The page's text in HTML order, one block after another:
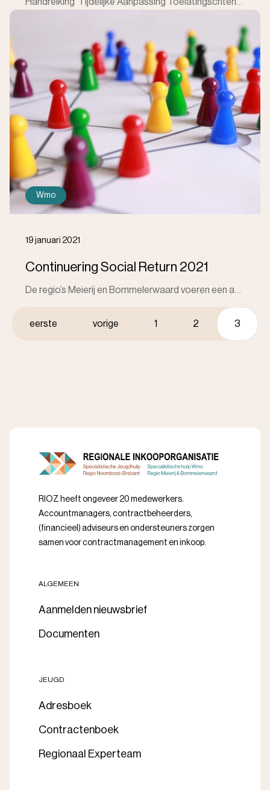
Handreiking ‘Tijdelijke Aanpassing Toelatingscriteria Diagnostiek Dyslexie tijdens COVID-19’ is niet van toepassing Het Nederlands Kwaliteitsinstit
19 januari 2021
Continuering Social Return 2021
Wmo
Eerste
eerste
Vorige
vorige Pagina
1 Pagina
2
Huidige
pagina
3
RIOZ heeft ongeveer 20 medewerkers.
Accountmanagers, contractbeheerders,
(financieel) adviseurs en ondersteuners zorgen
samen voor contractmanagement en inkoop.
ALGEMEEN
Aanmelden nieuwsbrief
Documenten
JEUGD
Adresboek
Contractenboek
Regionaal Experteam